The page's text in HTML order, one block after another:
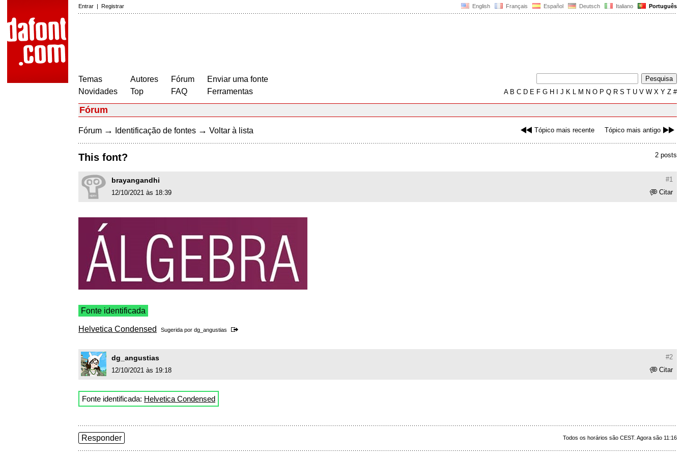
English Français Español Deutsch Italiano Português
Entrar | Registrar
Temas
Novidades
Autores
Top
Fórum
FAQ
Enviar uma fonte
Ferramentas
AB C D E F G H J K L M N O P Q R S T U V W X Y Z #
Fórum
Tópico mais recente Tópico mais antigo
Fórum → Identificação de fontes → Voltar à lista
2 posts
This font?
#1
brayangandhi
Citar
12/10/2021 às 18:39
Fonte identificada
Helvetica Condensed Sugerida por dg_angustias
#2
dg_angustias
Citar
12/10/2021 às 19:18
Fonte identificada: Helvetica Condensed
Todos os horários são CEST. Agora são 11:16
Responder